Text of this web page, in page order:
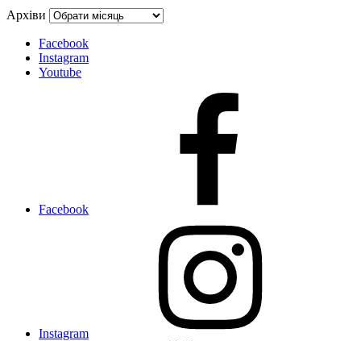
Архіви
Facebook
Instagram
Youtube
Facebook
Instagram